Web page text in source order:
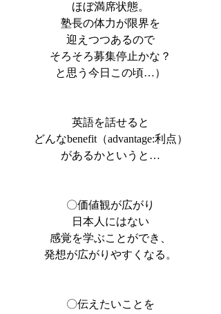
ほぼ満席状態。
塾長の体力が限界を
迎えつつあるので
そろそろ募集停止かな？
と思う今日この頃…）
英語を話せると
どんなbenefit（advantage:利点）
があるかというと…
〇価値観が広がり
日本人にはない
感覚を学ぶことができ、
発想が広がりやすくなる。
〇伝えたいことを